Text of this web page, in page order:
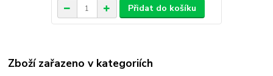
Přidat do košíku
Zboží zařazeno v kategoriích